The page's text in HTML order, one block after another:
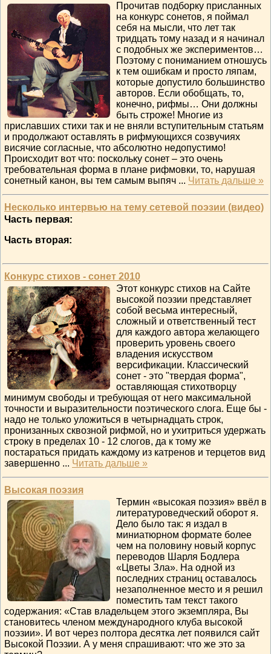
Прочитав подборку присланных
на конкурс сонетов, я поймал
себя на мысли, что лет так
тридцать тому назад и я начинал
с подобных же экспериментов…
Поэтому с пониманием отношусь
к тем ошибкам и просто ляпам,
которые допустило большинство
авторов. Если обобщать, то,
конечно, рифмы… Они должны
быть строже! Многие из
приславших стихи так и не вняли вступительным статьям
и продолжают оставлять в рифмующихся созвучиях
висячие согласные, что абсолютно недопустимо!
Происходит вот что: поскольку сонет – это очень
требовательная форма в плане рифмовки, то, нарушая
сонетный канон, вы тем самым выпяч ... Читать дальше »
Несколько интервью на тему сетевой поэзии (видео)
Часть первая:
Часть вторая:
Конкурс стихов - сонет 2010
Этот конкурс стихов на Сайте
высокой поэзии представляет
собой весьма интересный,
сложный и ответственный тест
для каждого автора желающего
проверить уровень своего
владения искусством
версификации. Классический
сонет - это "твердая форма",
оставляющая стихотворцу
минимум свободы и требующая от него максимальной
точности и выразительности поэтического слога. Еще бы -
надо не только уложиться в четырнадцать строк,
пронизанных сквозной рифмой, но и ухитриться удержать
строку в пределах 10 - 12 слогов, да к тому же
постараться придать каждому из катренов и терцетов вид
завершенно ... Читать дальше »
Высокая поэзия
Термин «высокая поэзия» ввёл в
литературоведческий оборот я.
Дело было так: я издал в
миниатюрном формате более
чем на половину новый корпус
переводов Шарля Бодлера
«Цветы Зла». На одной из
последних страниц оставалось
незаполненное место и я решил
поместить там текст такого
содержания: «Став владельцем этого экземпляра, Вы
становитесь членом международного клуба высокой
поэзии». И вот через полтора десятка лет появился сайт
Высокой Поэзии. А у меня спрашивают: что же это за